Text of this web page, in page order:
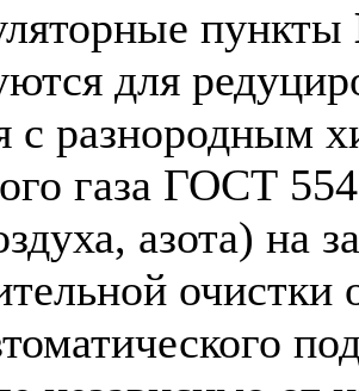
пункты
для
с разнородным
газа ГОСТ
азота) на